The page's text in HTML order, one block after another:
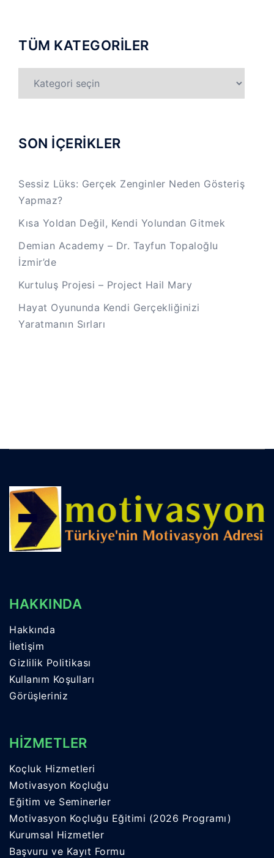
TÜM KATEGORİLER
KATEGORİLER
SON İÇERİKLER
Sessiz Lüks: Gerçek Zenginler Neden Gösteriş
Yapmaz?
Kısa Yoldan Değil, Kendi Yolundan Gitmek
Demian Academy – Dr. Tayfun Topaloğlu
İzmir’de
Kurtuluş Projesi – Project Hail Mary
Hayat Oyununda Kendi Gerçekliğinizi
Yaratmanın Sırları
HAKKINDA
Hakkında
İletişim
Gizlilik Politikası
Kullanım Koşulları
Görüşleriniz
HİZMETLER
Koçluk Hizmetleri
Motivasyon Koçluğu
Eğitim ve Seminerler
Motivasyon Koçluğu Eğitimi (2026 Programı)
Kurumsal Hizmetler
Başvuru ve Kayıt Formu